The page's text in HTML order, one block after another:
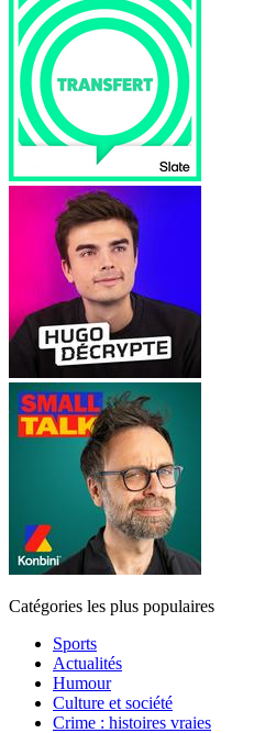
Catégories les plus populaires
Sports
Actualités
Humour
Culture et société
Crime : histoires vraies